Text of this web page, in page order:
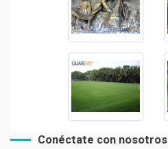
Conéctate con nosotros